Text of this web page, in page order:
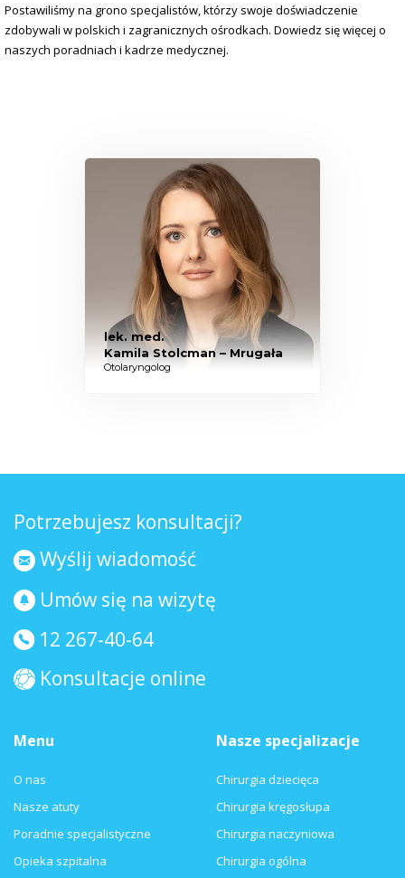
Postawiliśmy na grono specjalistów, którzy swoje doświadczenie
zdobywali w polskich i zagranicznych ośrodkach. Dowiedz się więcej o
naszych poradniach i kadrze medycznej.
lek. med.
Kamila Stolcman – Mrugała
Otolaryngolog
Potrzebujesz konsultacji?
Wyślij wiadomość
Umów się na wizytę
12 267-40-64
Konsultacje online
Nasze specjalizacje
Chirurgia dziecięca
Chirurgia kręgosłupa
Chirurgia naczyniowa
Chirurgia ogólna
Menu
O nas
Nasze atuty
Poradnie specjalistyczne
Opieka szpitalna